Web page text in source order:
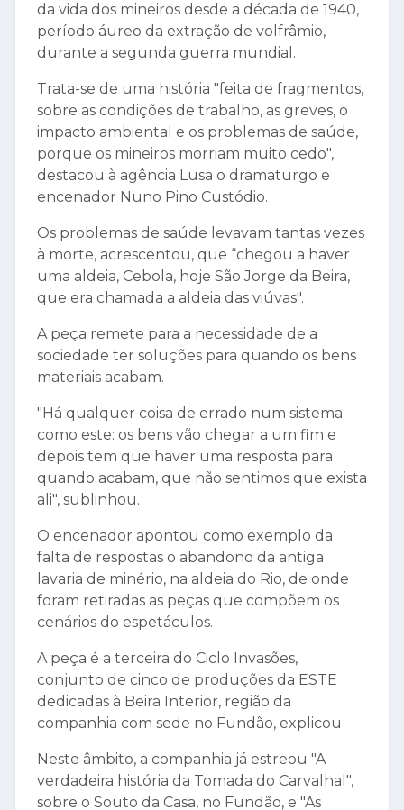
da vida dos mineiros desde a década de 1940,
período áureo da extração de volfrâmio,
durante a segunda guerra mundial.
Trata-se de uma história "feita de fragmentos,
sobre as condições de trabalho, as greves, o
impacto ambiental e os problemas de saúde,
porque os mineiros morriam muito cedo",
destacou à agência Lusa o dramaturgo e
encenador Nuno Pino Custódio.
Os problemas de saúde levavam tantas vezes
à morte, acrescentou, que “chegou a haver
uma aldeia, Cebola, hoje São Jorge da Beira,
que era chamada a aldeia das viúvas".
A peça remete para a necessidade de a
sociedade ter soluções para quando os bens
materiais acabam.
"Há qualquer coisa de errado num sistema
como este: os bens vão chegar a um fim e
depois tem que haver uma resposta para
quando acabam, que não sentimos que exista
ali", sublinhou.
O encenador apontou como exemplo da
falta de respostas o abandono da antiga
lavaria de minério, na aldeia do Rio, de onde
foram retiradas as peças que compõem os
cenários do espetáculos.
A peça é a terceira do Ciclo Invasões,
conjunto de cinco de produções da ESTE
dedicadas à Beira Interior, região da
companhia com sede no Fundão, explicou
Neste âmbito, a companhia já estreou "A
verdadeira história da Tomada do Carvalhal",
sobre o Souto da Casa, no Fundão, e "As